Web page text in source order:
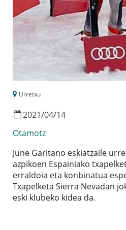
Urretxu
2021/04/14
Otamotz
June Garitano eskiatzaile
azpikoen Espainiako
erraldoia eta konbinatua
Txapelketa Sierra Nevadan
eski klubeko kidea da.